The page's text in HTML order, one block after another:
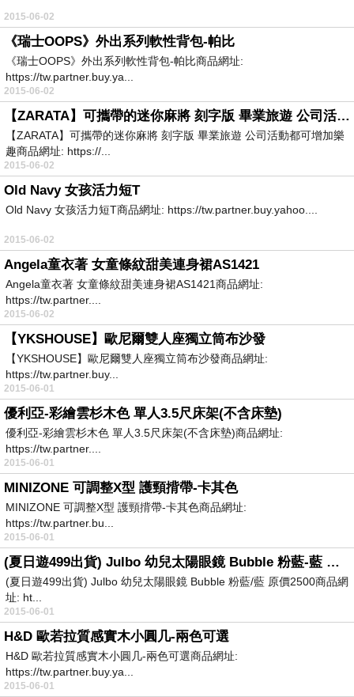
2015-06-02
《瑞士OOPS》外出系列軟性背包-帕比
《瑞士OOPS》外出系列軟性背包-帕比商品網址:
https://tw.partner.buy.ya...
2015-06-02
【ZARATA】可攜帶的迷你麻將 刻字版 畢業旅遊 公司活動都可增加樂趣
【ZARATA】可攜帶的迷你麻將 刻字版 畢業旅遊 公司活動都可增加樂
趣商品網址: https://...
2015-06-02
Old Navy 女孩活力短T
Old Navy 女孩活力短T商品網址: https://tw.partner.buy.yahoo....
2015-06-02
Angela童衣著 女童條紋甜美連身裙AS1421
Angela童衣著 女童條紋甜美連身裙AS1421商品網址:
https://tw.partner....
2015-06-02
【YKSHOUSE】歐尼爾雙人座獨立筒布沙發
【YKSHOUSE】歐尼爾雙人座獨立筒布沙發商品網址:
https://tw.partner.buy...
2015-06-01
優利亞-彩繪雲杉木色 單人3.5尺床架(不含床墊)
優利亞-彩繪雲杉木色 單人3.5尺床架(不含床墊)商品網址:
https://tw.partner....
2015-06-01
MINIZONE 可調整X型 護頸揹帶-卡其色
MINIZONE 可調整X型 護頸揹帶-卡其色商品網址:
https://tw.partner.bu...
2015-06-01
(夏日遊499出貨) Julbo 幼兒太陽眼鏡 Bubble 粉藍-藍 原價2500
(夏日遊499出貨) Julbo 幼兒太陽眼鏡 Bubble 粉藍/藍 原價2500商品網
址: ht...
2015-06-01
H&D 歐若拉質感實木小圓几-兩色可選
H&D 歐若拉質感實木小圓几-兩色可選商品網址:
https://tw.partner.buy.ya...
2015-06-01